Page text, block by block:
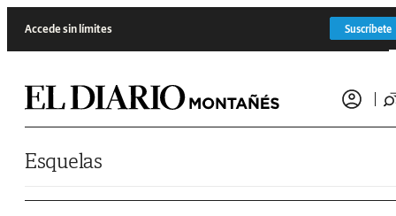
Accede sin límites Suscríbete
Esquelas